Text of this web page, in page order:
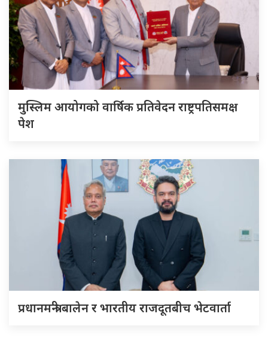
मुस्लिम आयोगको वार्षिक प्रतिवेदन राष्ट्रपतिसमक्ष
पेश
प्रधानमन्त्री बालेन र भारतीय राजदूतबीच भेटवार्ता